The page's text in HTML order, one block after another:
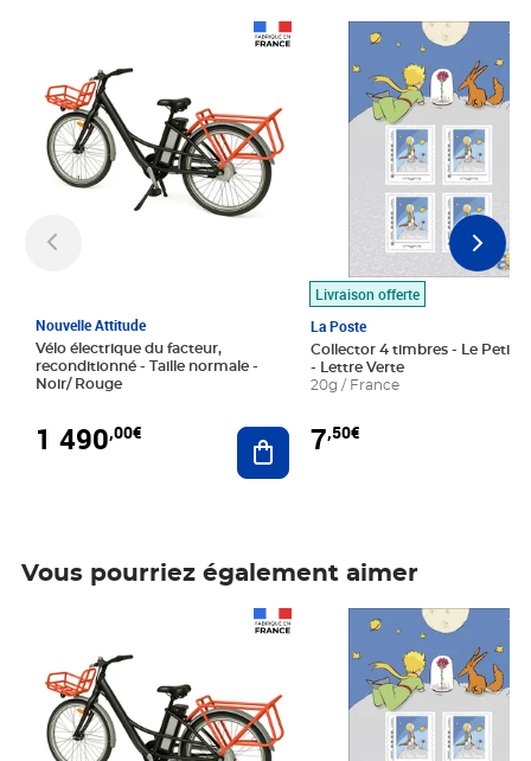
Nouvelle Attitude
Vélo électrique du facteur,
reconditionné - Taille normale -
Noir/ Rouge
1 490,00€ Ajouter au panier
Livraison offerte
La Poste
Collector 4 timbres - Le Petit
- Lettre Verte
20g / France
7,50€
Prix 7,50€
Vous pourriez également aimer
Prix 7,50€